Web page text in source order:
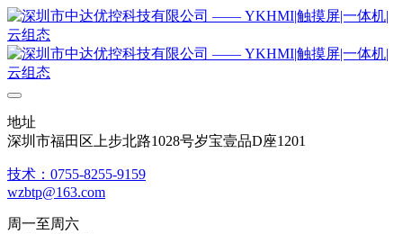
地址
深圳市福田区上步北路1028号岁宝壹品D座1201
技术：0755-8255-9159
wzbtp@163.com
周一至周六